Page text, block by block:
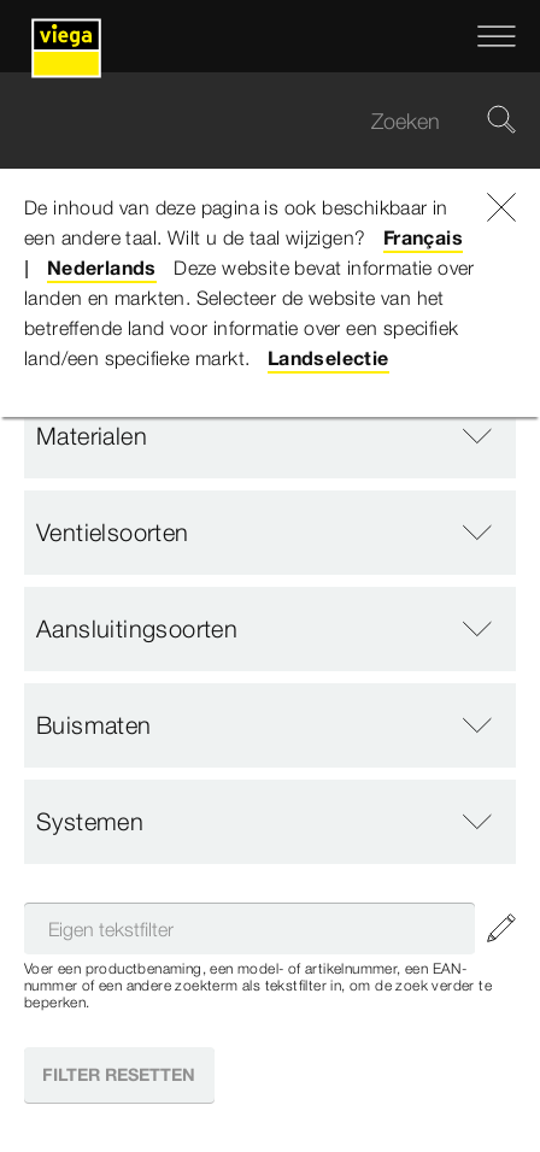
De inhoud van deze pagina is ook beschikbaar in
een andere taal. Wilt u de taal wijzigen?
Français
Nederlands
Deze website bevat informatie over
landen en markten. Selecteer de website van het
betreffende land voor informatie over een specifiek
land/een specifieke markt.
Landselectie
Viega Belgium ... Stopkranen
Stopkranen
Materialen
Ventielsoorten
Aansluitingsoorten
Buismaten
Systemen
Voer een productbenaming, een model- of artikelnummer, een EAN-
nummer of een andere zoekterm als tekstfilter in, om de zoek verder te
beperken.
FILTER RESETTEN